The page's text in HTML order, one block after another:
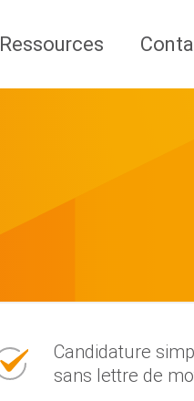
Ressources
Candidature
sans lettre de